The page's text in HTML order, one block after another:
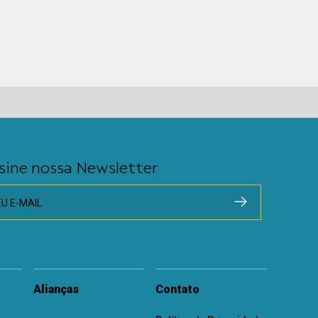
nossa Newsletter
E-MAIL
Alianças Contato